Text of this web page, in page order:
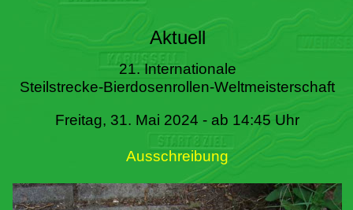
Literatur
Termine
Aktuell
21. Internationale
Steilstrecke-Bierdosenrollen-Weltmeisterschaft
Freitag, 31. Mai 2024 - ab 14:45 Uhr
Ausschreibung